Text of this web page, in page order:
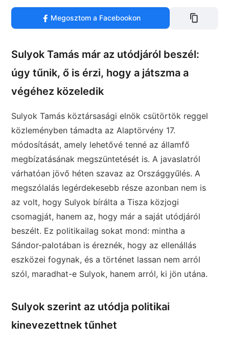
Megosztom a Facebookon
Sulyok Tamás már az utódjáról beszél:
úgy tűnik, ő is érzi, hogy a játszma a
végéhez közeledik
Sulyok Tamás köztársasági elnök csütörtök reggel
közleményben támadta az Alaptörvény 17.
módosítását, amely lehetővé tenné az államfő
megbízatásának megszüntetését is. A javaslatról
várhatóan jövő héten szavaz az Országgyűlés. A
megszólalás legérdekesebb része azonban nem is
az volt, hogy Sulyok bírálta a Tisza közjogi
csomagját, hanem az, hogy már a saját utódjáról
beszélt. Ez politikailag sokat mond: mintha a
Sándor-palotában is éreznék, hogy az ellenállás
eszközei fogynak, és a történet lassan nem arról
szól, maradhat-e Sulyok, hanem arról, ki jön utána.
Sulyok szerint az utódja politikai
kinevezettnek tűnhet